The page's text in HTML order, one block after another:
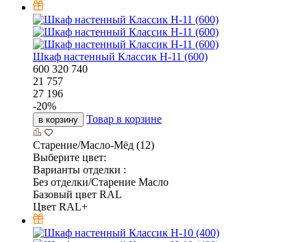
Шкаф настенный Классик Н-11 (600)
600 320 740
21 757
27 196
-20%
в корзину Товар в корзине
Старение/Масло-Мёд (12)
Выберите цвет:
Варианты отделки :
Без отделки/Старение Масло
Базовый цвет RAL
Цвет RAL+